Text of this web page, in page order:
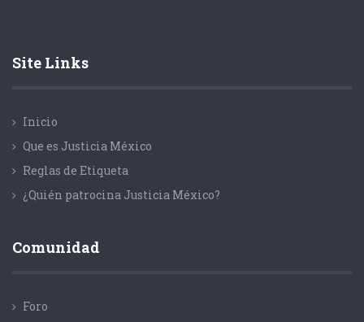
Site Links
Inicio
Que es Justicia México
Reglas de Etiqueta
¿Quién patrocina Justicia México?
Comunidad
Foro